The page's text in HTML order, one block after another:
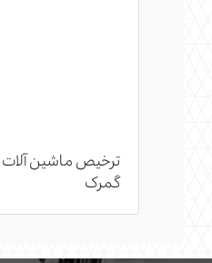
ترخیص ماشین آلات
گمرک